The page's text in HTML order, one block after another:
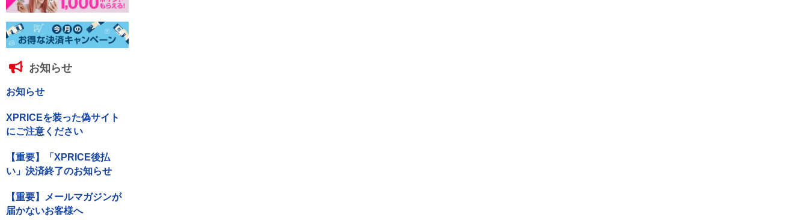
お知らせ
お知らせ
XPRICEを装った偽サイト
にご注意ください
【重要】「XPRICE後払
い」決済終了のお知らせ
【重要】メールマガジンが
届かないお客様へ